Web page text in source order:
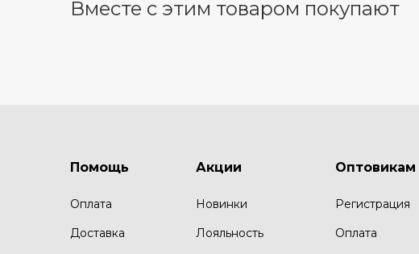
Вместе с этим товаром покупают
Помощь
Оплата
Доставка
Акции
Новинки
Лояльность
Оптовикам
Регистрация
Оплата